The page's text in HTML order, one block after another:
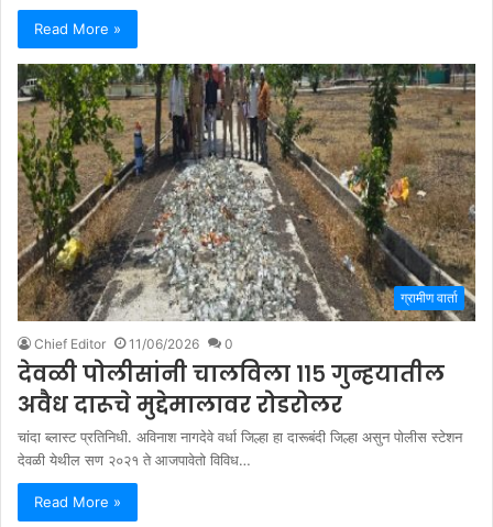
Read More »
ग्रामीण वार्ता
Chief Editor 11/06/2026 0
देवळी पोलीसांनी चालविला ११५ गुन्हयातील
अवैध दारूचे मुद्देमालावर रोडरोलर
चांदा ब्लास्ट प्रतिनिधी. अविनाश नागदेवे वर्धा जिल्हा हा दारूबंदी जिल्हा असुन पोलीस स्टेशन
देवळी येथील सण २०२१ ते आजपावेतो विविध…
Read More »